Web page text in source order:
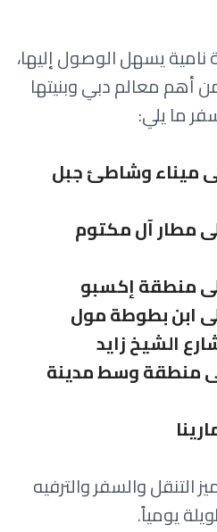
يسهل الوصول إليها،
أهم معالم دبي وبنيتها
ما يلي:
إلى ميناء وشاطئ جبل
إلى مطار آل مكتوم
الشيخ زايد
منطقة وسط مدينة
التنقل والسفر والترفيه
يومياً.